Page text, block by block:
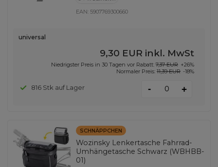
EAN: 5907769300660
universal
9,30 EUR inkl. MwSt
Niedrigster Preis in 30 Tagen vor Rabatt: 7,37 EUR +26%
Normaler Preis: 11,39 EUR -18%
816 Stk auf Lager - +
SCHNÄPPCHEN
Wozinsky Lenkertasche Fahrrad-
Umhängetasche Schwarz (WBHBB-
01)